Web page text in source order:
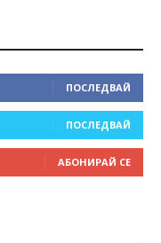
ПОСЛЕДВАЙ
ПОСЛЕДВАЙ
АБОНИРАЙ СЕ